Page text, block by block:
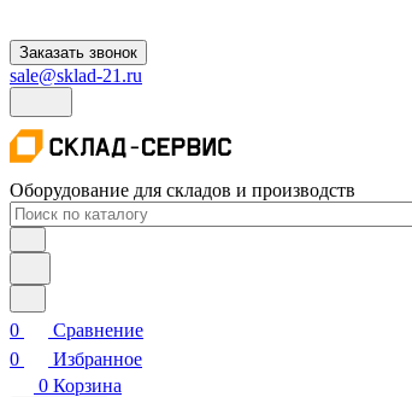
Заказать звонок
sale@sklad-21.ru
Оборудование для складов и производств
0
Сравнение
0
Избранное
0 Корзина